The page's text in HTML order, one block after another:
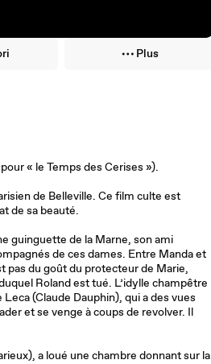
Plus
« le Temps des Cerises »).
de Belleville. Ce film culte est
de sa beauté.
guinguette de la Marne, son ami
de ces dames. Entre Manda et
pas du goût du protecteur de Marie,
Roland est tué. L’idylle champêtre
(Claude Dauphin), qui a des vues
et se venge à coups de revolver. Il
a loué une chambre donnant sur la